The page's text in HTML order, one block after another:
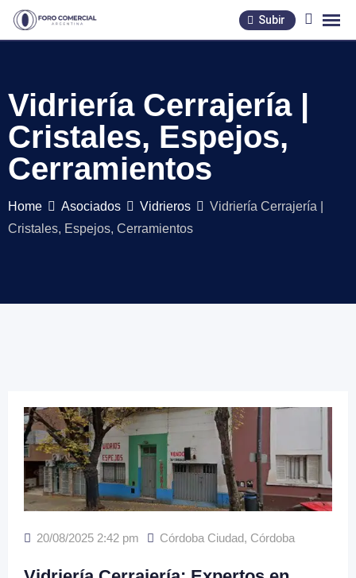
Skip
Subir
Vidriería Cerrajería |
Cristales, Espejos,
Cerramientos
Home Asociados Vidrieros
Vidriería Cerrajería |
Cristales, Espejos, Cerramientos
20/08/2025 2:42 pm Córdoba Ciudad, Córdoba